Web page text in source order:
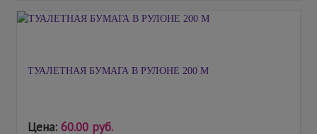
ТУАЛЕТНАЯ БУМАГА В РУЛОНЕ 200 М
Цена: 60.00 руб.